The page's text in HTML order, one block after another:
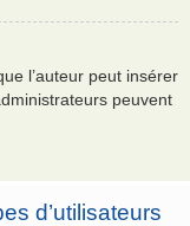
l’auteur peut insérer
peuvent
d’utilisateurs